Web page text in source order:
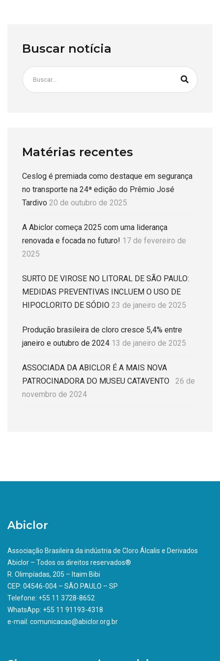
Buscar notícia
Matérias recentes
Ceslog é premiada como destaque em segurança
no transporte na 24ª edição do Prêmio José
Tardivo 20 de outubro de 2025
A Abiclor começa 2025 com uma liderança
renovada e focada no futuro! 17 de fevereiro de
2025
SURTO DE VIROSE NO LITORAL DE SÃO PAULO:
MEDIDAS PREVENTIVAS INCLUEM O USO DE
HIPOCLORITO DE SÓDIO 23 de janeiro de 2025
Produção brasileira de cloro cresce 5,4% entre
janeiro e outubro de 2024 13 de janeiro de 2025
ASSOCIADA DA ABICLOR É A MAIS NOVA
PATROCINADORA DO MUSEU CATAVENTO
26 de
novembro de 2024
Abiclor
Associação Brasileira da indústria de Cloro Álcalis e Derivados
Abiclor – Todos os direitos reservados®
R. Olimpíadas, 205 – Itaim Bibi
CEP: 04546-004 – SÃO PAULO – SP
Telefone: +55 11 3728-8652
WhatsApp: +55 11 91193-4318
e-mail: comunicacao@abiclor.org.br